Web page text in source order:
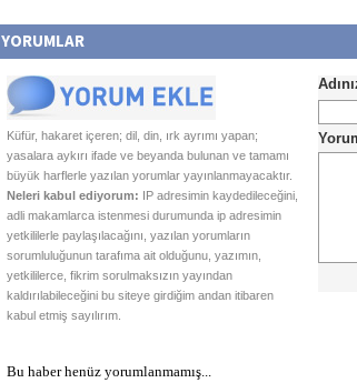
YORUMLAR
Küfür, hakaret içeren; dil, din, ırk ayrımı yapan;
yasalara aykırı ifade ve beyanda bulunan ve tamamı
büyük harflerle yazılan yorumlar yayınlanmayacaktır.
Neleri kabul ediyorum: IP adresimin kaydedileceğini,
adli makamlarca istenmesi durumunda ip adresimin
yetkililerle paylaşılacağını, yazılan yorumların
sorumluluğunun tarafıma ait olduğunu, yazımın,
yetkililerce, fikrim sorulmaksızın yayından
kaldırılabileceğini bu siteye girdiğim andan itibaren
kabul etmiş sayılırım.
Bu haber henüz yorumlanmamış...